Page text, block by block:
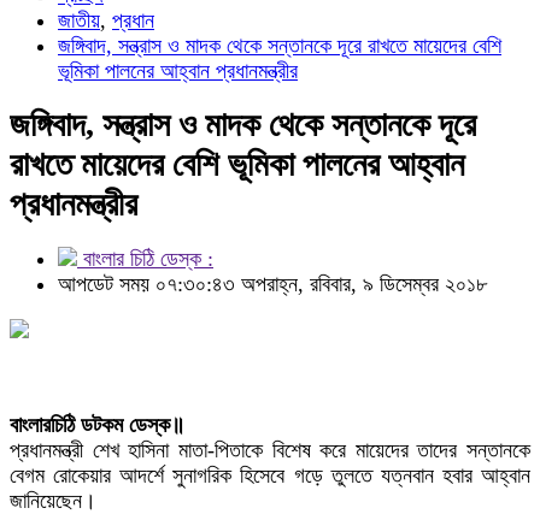
জাতীয়, প্রধান
জঙ্গিবাদ, সন্ত্রাস ও মাদক থেকে সন্তানকে দূরে রাখতে মায়েদের বেশি
ভূমিকা পালনের আহ্বান প্রধানমন্ত্রীর
জঙ্গিবাদ, সন্ত্রাস ও মাদক থেকে সন্তানকে দূরে
রাখতে মায়েদের বেশি ভূমিকা পালনের আহ্বান
প্রধানমন্ত্রীর
বাংলার চিঠি ডেস্ক :
আপডেট সময় ০৭:৩০:৪৩ অপরাহ্ন, রবিবার, ৯ ডিসেম্বর ২০১৮
বাংলারচিঠি ডটকম ডেস্ক॥
প্রধানমন্ত্রী শেখ হাসিনা মাতা-পিতাকে বিশেষ করে মায়েদের তাদের সন্তানকে
বেগম রোকেয়ার আদর্শে সুনাগরিক হিসেবে গড়ে তুলতে যত্নবান হবার আহ্বান
জানিয়েছেন।